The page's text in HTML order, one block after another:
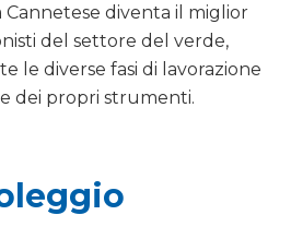
Cannetese diventa il miglior
del settore del verde,
le diverse fasi di lavorazione
dei propri strumenti.